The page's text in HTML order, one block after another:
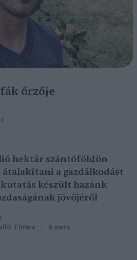
őrzője
hektár szántóföldön
a gazdálkodást –
készült hazánk
jövőjéről
Tímea 6 perc